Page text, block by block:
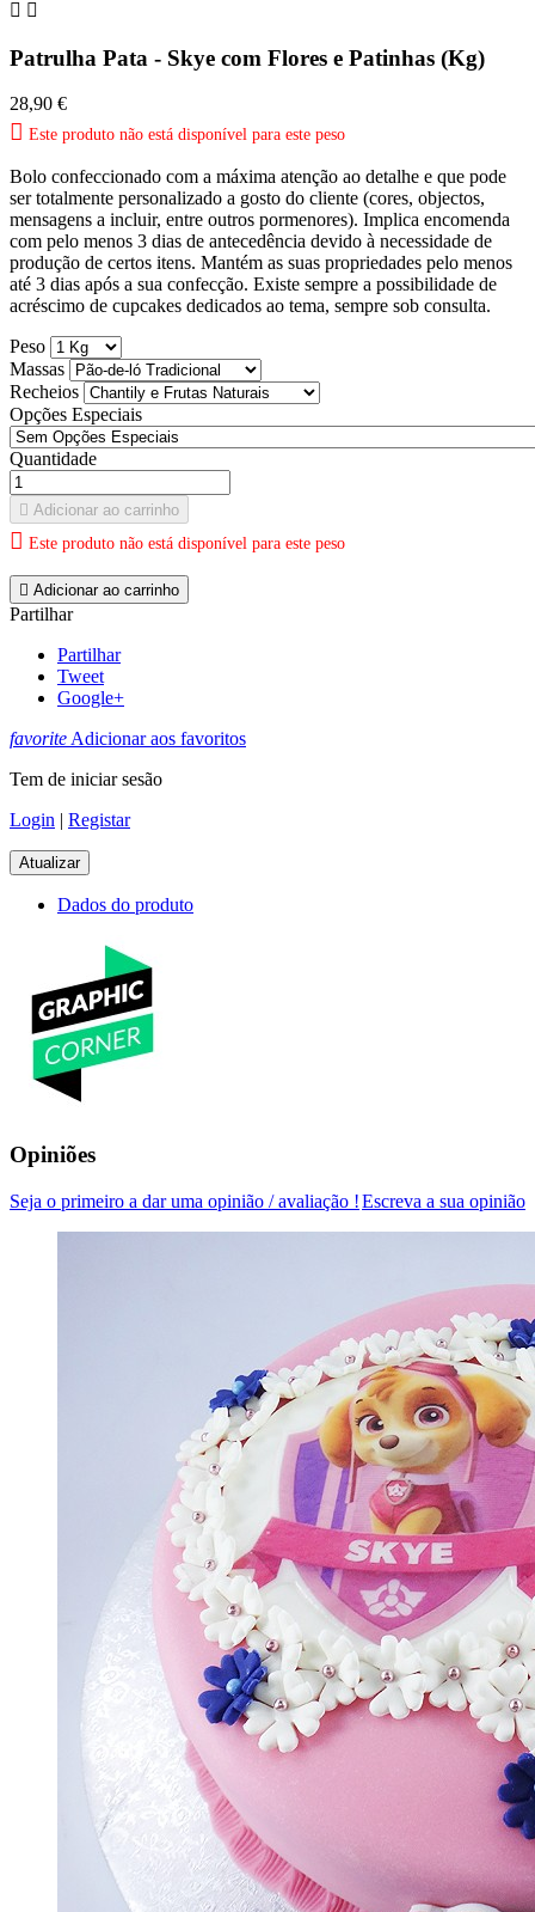
 
Patrulha Pata - Skye com Flores e Patinhas (Kg)
28,90 €
 Este produto não está disponível para este peso
Bolo confeccionado com a máxima atenção ao detalhe e que pode
ser totalmente personalizado a gosto do cliente (cores, objectos,
mensagens a incluir, entre outros pormenores). Implica encomenda
com pelo menos 3 dias de antecedência devido à necessidade de
produção de certos itens. Mantém as suas propriedades pelo menos
até 3 dias após a sua confecção. Existe sempre a possibilidade de
acréscimo de cupcakes dedicados ao tema, sempre sob consulta.
Peso
Massas
Recheios
Opções Especiais
Quantidade
 Adicionar ao carrinho
 Este produto não está disponível para este peso
 Adicionar ao carrinho
Partilhar
Partilhar
Tweet
Google+
favoriteAdicionar aos favoritos
Tem de iniciar sesão
Login | Registar
Dados do produto
Opiniões
Escreva a sua opinião
Seja o primeiro a dar uma opinião / avaliação !